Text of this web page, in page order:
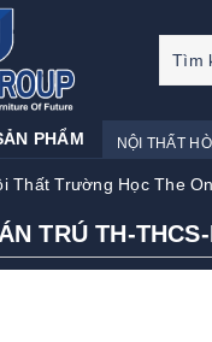
PHẨM NỘI THẤT
Thất Trường Học The
TRÚ TH-